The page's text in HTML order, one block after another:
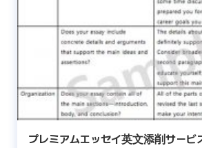
プレミアムエッセイ英文添削サービ